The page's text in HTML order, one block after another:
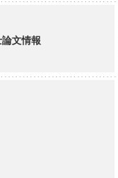
文情報